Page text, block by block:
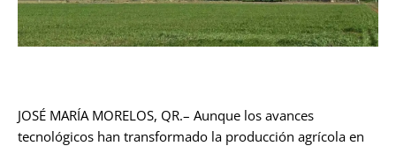
JOSÉ MARÍA MORELOS, QR.– Aunque los avances
tecnológicos han transformado la producción agrícola en